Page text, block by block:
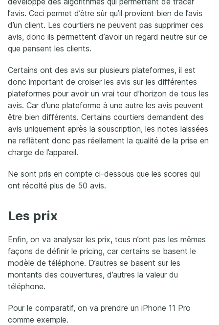
l’avis. Ceci permet d’être sûr qu’il provient bien de l’avis
d’un client. Les courtiers ne peuvent pas supprimer ces
avis, donc ils permettent d’avoir un regard neutre sur ce
que pensent les clients.
Certains ont des avis sur plusieurs plateformes, il est
donc important de croiser les avis sur les différentes
plateformes pour avoir un vrai tour d’horizon de tous les
avis. Car d’une plateforme à une autre les avis peuvent
être bien différents. Certains courtiers demandent des
avis uniquement après la souscription, les notes laissées
ne reflètent donc pas réellement la qualité de la prise en
charge de l’appareil.
Ne sont pris en compte ci-dessous que les scores qui
ont récolté plus de 50 avis.
Les prix
Enfin, on va analyser les prix, tous n’ont pas les mêmes
façons de définir le pricing, car certains se basent le
modèle de téléphone. D’autres se basent sur les
montants des couvertures, d’autres la valeur du
téléphone.
Pour le comparatif, on va prendre un iPhone 11 Pro
comme exemple.